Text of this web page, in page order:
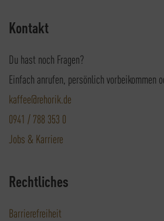
Kontakt
Du hast noch Fragen?
Einfach anrufen, persönlich vorbeikommen
kaffee@rehorik.de
0941 / 788 353 0
Jobs & Karriere
Rechtliches
Barrierefreiheit